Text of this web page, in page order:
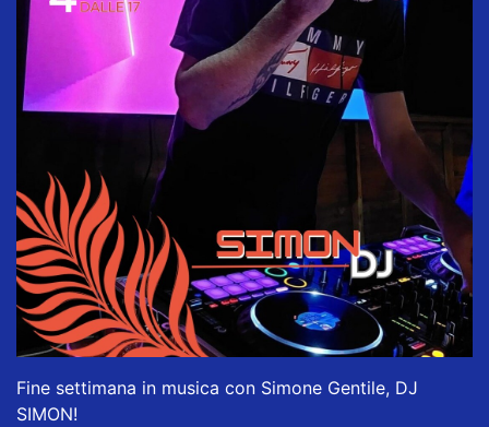
Fine settimana in musica con Simone Gentile, DJ
SIMON!